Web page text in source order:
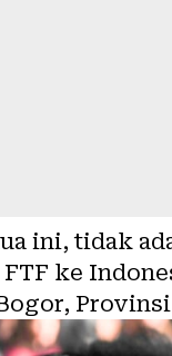
ini, tidak
ke
Provinsi